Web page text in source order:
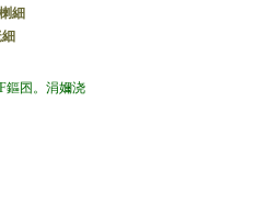
細
鏂囨。涓嬭浇